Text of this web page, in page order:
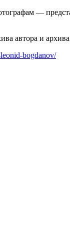
—
автора и архива
bogdanov/